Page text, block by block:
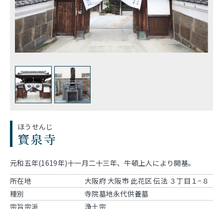
ほうせんじ
寳泉寺
元和五年(1619年)十一月二十三年、牛頓上人により開基。
所在地
大阪府 大阪市 此花区 伝法 ３丁目１−８
種別
寺院墓地永代供養墓
宗旨宗派
浄土宗